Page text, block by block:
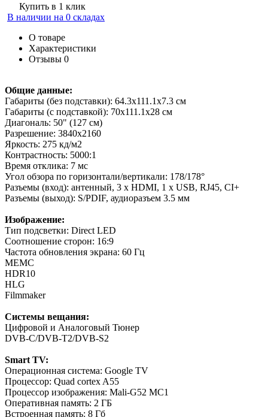
Купить в 1 клик
В наличии на 0 складах
О товаре
Характеристики
Отзывы 0
Общие данные:
Габариты (без подставки): 64.3x111.1х7.3 см
Габариты (с подставкой): 70x111.1x28 см
Диагональ: 50" (127 см)
Разрешение: 3840x2160
Яркость: 275 кд/м2
Контрастность: 5000:1
Время отклика: 7 мс
Угол обзора по горизонтали/вертикали: 178/178°
Разъемы (вход): антенный, 3 x HDMI, 1 x USB, RJ45, CI+
Разъемы (выход): S/PDIF, аудиоразъем 3.5 мм
Изображение:
Тип подсветки: Direct LED
Соотношение сторон: 16:9
Частота обновления экрана: 60 Гц
МЕМС
HDR10
HLG
Filmmaker
Системы вещания:
Цифровой и Аналоговый Тюнер
DVB-C/DVB-T2/DVB-S2
Smart TV:
Операционная система: Google TV
Процессор: Quad cortex A55
Процессор изображения: Mali-G52 MC1
Оперативная память: 2 ГБ
Встроенная память: 8 Гб